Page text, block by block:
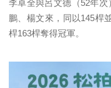
李卓全與呂文德（52年
鵬、楊文來，同以145桿
桿163桿奪得冠軍。